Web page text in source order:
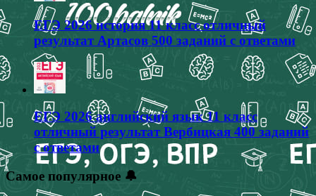
ЕГЭ 2026 история 11 класс отличный
результат Артасов 500 заданий с ответами
ЕГЭ 2026 английский язык 11 класс
отличный результат Вербицкая 400 заданий
с ответами
Самое популярное 🔔